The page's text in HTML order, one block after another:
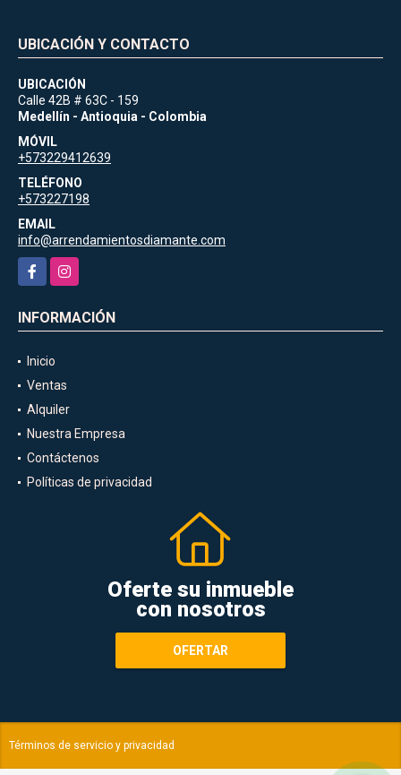
UBICACIÓN Y CONTACTO
UBICACIÓN
Calle 42B # 63C - 159
Medellín - Antioquia - Colombia
MÓVIL
+573229412639
TELÉFONO
+573227198
EMAIL
info@arrendamientosdiamante.com
FacebookInstagram
INFORMACIÓN
Inicio
Ventas
Alquiler
Nuestra Empresa
Contáctenos
Políticas de privacidad
Oferte su inmueble
con nosotros
OFERTAR
Términos de servicio y privacidad